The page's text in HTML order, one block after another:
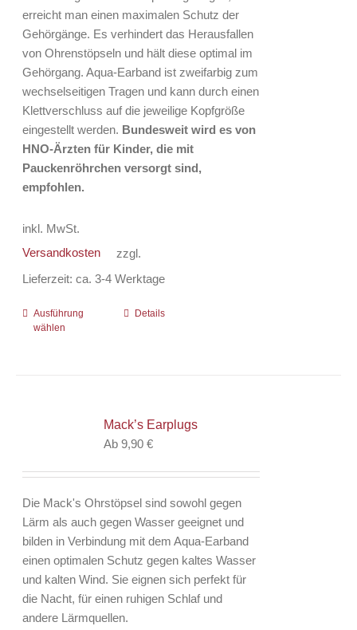
erreicht man einen maximalen Schutz der
Gehörgänge. Es verhindert das Herausfallen
von Ohrenstöpseln und hält diese optimal im
Gehörgang. Aqua-Earband ist zweifarbig zum
wechselseitigen Tragen und kann durch einen
Klettverschluss auf die jeweilige Kopfgröße
eingestellt werden. Bundesweit wird es von
HNO-Ärzten für Kinder, die mit
Pauckenröhrchen versorgt sind,
empfohlen.
inkl. MwSt.
zzgl.
Versandkosten
Lieferzeit:ca. 3-4 Werktage
Ausführung
wählen
Dieses
Die
Optionen
der
Produktseite
gewählt
werden
Details
Mack’s Earplugs
Ab 9,90€
Die Mack's Ohrstöpsel sind sowohl gegen
Lärm als auch gegen Wasser geeignet und
bilden in Verbindung mit dem Aqua-Earband
einen optimalen Schutz gegen kaltes Wasser
und kalten Wind. Sie eignen sich perfekt für
die Nacht, für einen ruhigen Schlaf und
andere Lärmquellen.